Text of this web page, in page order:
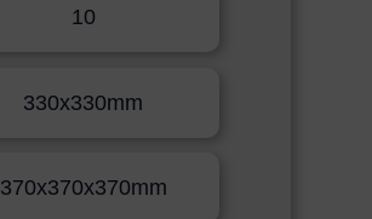
10
330x330mm
370x370x370mm